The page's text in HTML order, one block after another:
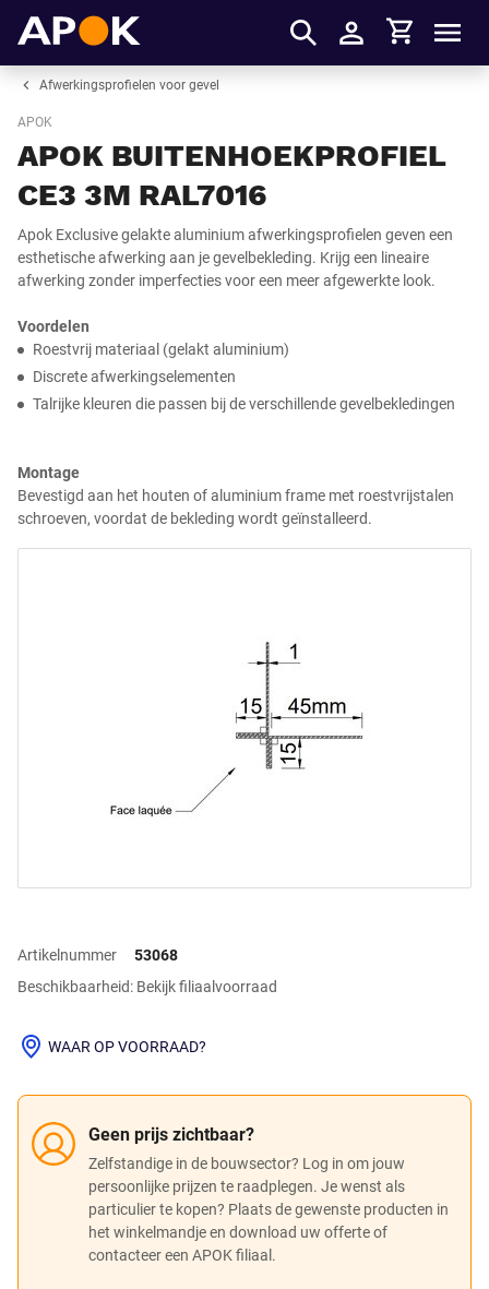
Inloggen
Winkelmandje
Afwerkingsprofielen voor gevel
APOK
APOK BUITENHOEKPROFIEL
CE3 3M RAL7016
Apok Exclusive gelakte aluminium afwerkingsprofielen geven een
esthetische afwerking aan je gevelbekleding. Krijg een lineaire
afwerking zonder imperfecties voor een meer afgewerkte look.
Voordelen
Roestvrij materiaal (gelakt aluminium)
Discrete afwerkingselementen
Talrijke kleuren die passen bij de verschillende gevelbekledingen
Montage
Bevestigd aan het houten of aluminium frame met roestvrijstalen
schroeven, voordat de bekleding wordt geïnstalleerd.
Artikelnummer
53068
Beschikbaarheid: Bekijk filiaalvoorraad
Geen prijs zichtbaar?
Zelfstandige in de bouwsector? Log in om jouw
persoonlijke prijzen te raadplegen. Je wenst als
particulier te kopen? Plaats de gewenste producten in
het winkelmandje en download uw offerte of
contacteer een APOK filiaal.
WAAR OP VOORRAAD?